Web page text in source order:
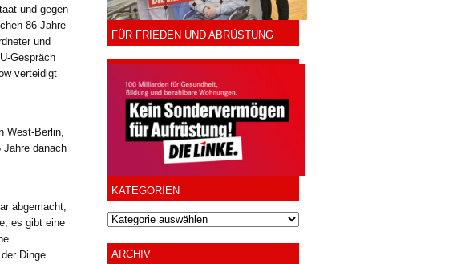
und gegen
86 Jahre
und
Gespräch
verteidigt
West-Berlin,
Jahre danach
abgemacht,
es gibt eine
Dinge
FÜR FRIEDEN UND ABRÜSTUNG
KATEGORIEN
ARCHIV